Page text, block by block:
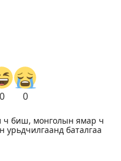
0 0
ч биш, монголын ямар ч
урьдчилгаанд баталгаа